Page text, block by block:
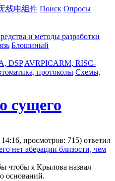
线电组件 Поиск Опросы
и методы разработки
Блошиный
DSP AVRPICARM, RISC-
протоколы Схемы,
сущего
просмотров: 715) ответил
нет аберации близости, чем
чтобы я Крылова назвал
оснований.